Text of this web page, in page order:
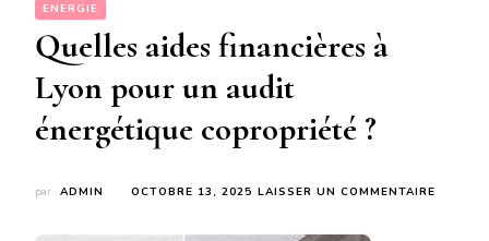
ENERGIE
Quelles aides financières à
Lyon pour un audit
énergétique copropriété ?
par ADMIN OCTOBRE 13, 2025 LAISSER UN COMMENTAIRE